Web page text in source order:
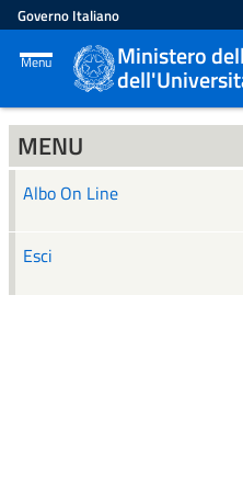
Governo Italiano
Menu Ministero
MENU
Albo On Line
Esci
ALBO ON LINE
Ricerca